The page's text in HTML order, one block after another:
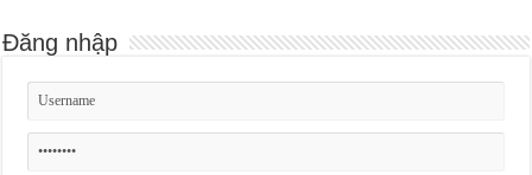
Đăng nhập